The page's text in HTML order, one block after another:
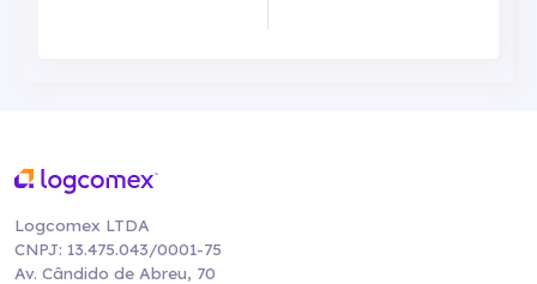
Logcomex LTDA
CNPJ: 13.475.043/0001-75
Av. Cândido de Abreu, 70